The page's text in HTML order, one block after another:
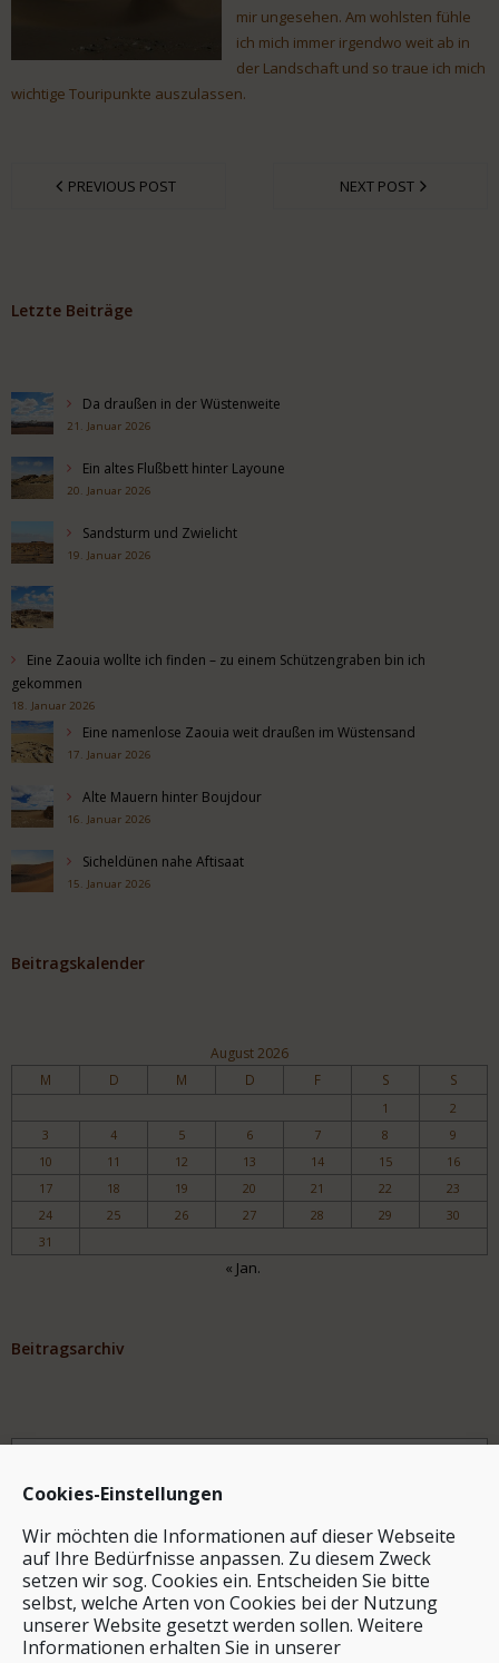
Cookies-Einstellungen
Wir möchten die Informationen auf dieser Webseite
auf Ihre Bedürfnisse anpassen. Zu diesem Zweck
setzen wir sog. Cookies ein. Entscheiden Sie bitte
selbst, welche Arten von Cookies bei der Nutzung
unserer Website gesetzt werden sollen. Weitere
Informationen erhalten Sie in unserer
mir ungesehen. Am wohlsten fühle
ich mich immer irgendwo weit ab in
der Landschaft und so traue ich mich
wichtige Touripunkte auszulassen.
PREVIOUS POST NEXT POST
Letzte Beiträge
Da draußen in der Wüstenweite
21. Januar 2026
Ein altes Flußbett hinter Layoune
20. Januar 2026
Sandsturm und Zwielicht
19. Januar 2026
Eine Zaouia wollte ich finden – zu einem Schützengraben bin ich
gekommen
18. Januar 2026
Eine namenlose Zaouia weit draußen im Wüstensand
17. Januar 2026
Alte Mauern hinter Boujdour
16. Januar 2026
Sicheldünen nahe Aftisaat
15. Januar 2026
Beitragskalender
August 2026
M D M D F S S
1
2
3
4 5 6 7 8
9
10
11 12 13 14 15
16
17
18 19 20 21 22
23
24
25 26 27 28 29
30
31
« Jan.
Beitragsarchiv
Archiv
Stichwortsuche